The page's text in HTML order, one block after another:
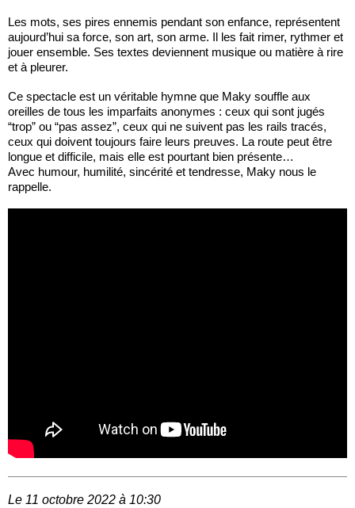
Les mots, ses pires ennemis pendant son enfance, représentent
aujourd’hui sa force, son art, son arme. Il les fait rimer, rythmer et
jouer ensemble. Ses textes deviennent musique ou matière à rire
et à pleurer.
Ce spectacle est un véritable hymne que Maky souffle aux
oreilles de tous les imparfaits anonymes : ceux qui sont jugés
“trop” ou “pas assez”, ceux qui ne suivent pas les rails tracés,
ceux qui doivent toujours faire leurs preuves. La route peut être
longue et difficile, mais elle est pourtant bien présente…
Avec humour, humilité, sincérité et tendresse, Maky nous le
rappelle.
Le 11 octobre 2022 à 10:30